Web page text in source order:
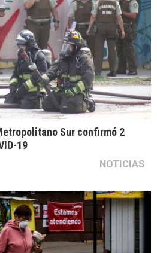
Sur confirmó 2
19
NOTICIAS